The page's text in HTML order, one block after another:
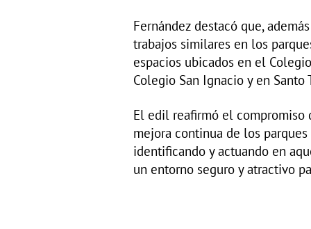
Fernández destacó que,
trabajos similares en los
espacios ubicados en el
Colegio San Ignacio y en Santo
El edil reafirmó el
mejora continua de los
identificando y actuando en
un entorno seguro y atractivo